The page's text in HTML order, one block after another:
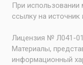
При использовании
ссылку на
Лицензия № Л041-
Материалы,
информационный